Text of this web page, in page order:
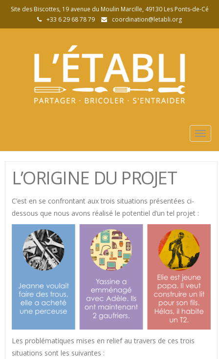
Site des Biscottes, 19 avenue du Moulin Marcille, 49130 Les Ponts-de-Cé
+33 6 29 68 78 79
coordination@letabli.org
L’ORIGINE DU PROJET
C’est en se confrontant aux trois situations présentées ci-
dessous que nous avons réalisé le potentiel d’un tel projet :
Les problématiques mises en relief au travers de ces trois
situations sont les suivantes :